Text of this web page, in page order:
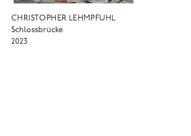
CHRISTOPHER LEHMPFUHL
Schlossbrücke
2023